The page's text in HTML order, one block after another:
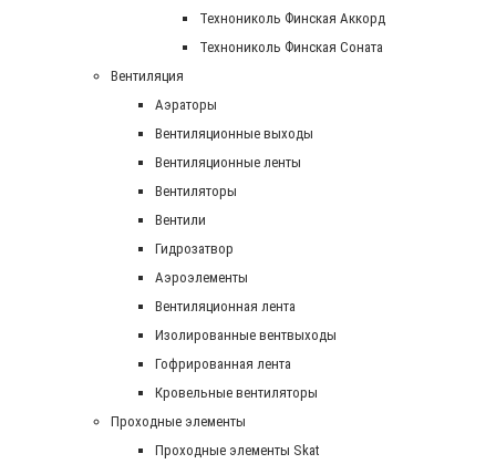
Технониколь Финская Аккорд
Технониколь Финская Соната
Вентиляция
Аэраторы
Вентиляционные выходы
Вентиляционные ленты
Вентиляторы
Вентили
Гидрозатвор
Аэроэлементы
Вентиляционная лента
Изолированные вентвыходы
Гофрированная лента
Кровельные вентиляторы
Проходные элементы
Проходные элементы Skat